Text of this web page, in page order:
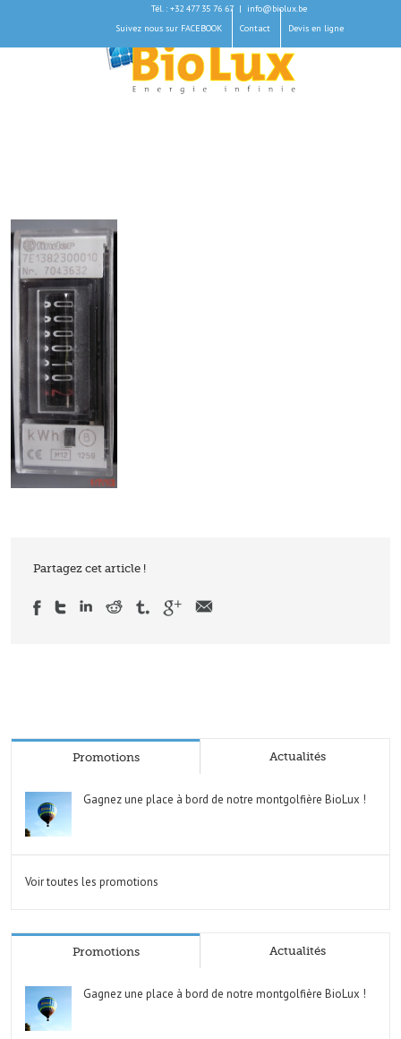
Tél. : +32 477 35 76 67 |
info@biolux.be
Suivez nous sur FACEBOOK
Contact Devis en ligne
Partagez cet article !
Promotions Actualités
Gagnez une place à bord de notre montgolfière BioLux !
Voir toutes les promotions
Promotions Actualités
Gagnez une place à bord de notre montgolfière BioLux !